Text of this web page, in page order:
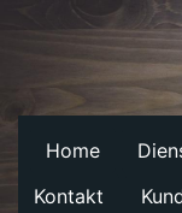
Home
Kontakt